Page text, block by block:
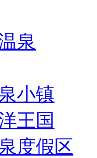
泉
小镇
王国
度假区